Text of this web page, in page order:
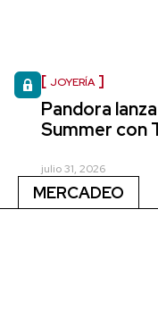
JOYERÍA
Pandora
Summer con
julio 31, 2026
MERCADEO